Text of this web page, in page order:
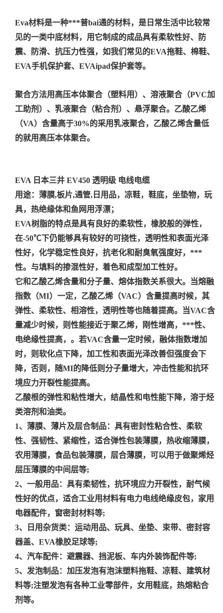
Eva材料是一种***普bai通的材料，是日常生活中比较常
见的一类中底材料，用它制成的成品具有柔软性好、防
震、防滑、抗压力性强，如我们常见的EVA拖鞋、棉鞋、
EVA手机保护套、EVAipad保护套等。
聚合方法用高压本体聚合（塑料用）、溶液聚合（PVC加
工助剂）、乳液聚合（粘合剂）、悬浮聚合。乙酸乙烯
（VA）含量高于30%的采用乳液聚合，乙酸乙烯含量低
的就用高压本体聚合。
EVA 日本三井 EV450 透明级 电线电缆
用途：薄膜,板片,通管,日用品，凉鞋，鞋底，坐垫物，玩
具，热绝缘体和鱼网用浮漂；
EVA树脂的特点是具有良好的柔软性，橡胶般的弹性，
在-50℃下仍能够具有较好的可挠性，透明性和表面光泽
性好，化学稳定性良好，抗老化和耐臭氧强度好，***
性。与填料的掺混性好，着色和成型加工性好。
它和乙酸乙烯含量和分子量、熔体指数关系很大。当熔融
指数（MI）一定，乙酸乙烯（VAC）含量提高时候，其
弹性、柔软性、相溶性，透明性等也随着提高。当VAC含
量减少时候，则性能接近于聚乙烯，刚性增高，***性、
电绝缘性提高，。若VAC含量一定时候，融体指数增加
时，则软化点下降，加工性和表面光泽改善但强度会下
降，否则，随MI的降低则分子量增大，冲击性能和抗环
境应力开裂性能提高。
乙酸根的弹性和粘性增大，结晶性和电性能下降，溶于烃
类溶剂和油类。
1、薄膜、薄片及层合制品：具有密封性粘合性、柔软
性、强韧性、紧缩性，适合弹性包装薄膜，热收缩薄膜，
农用薄膜，食品包装薄膜，层合薄膜，可以用于做聚烯烃
层压薄膜的中间层等;
2、一般用品：具有柔韧性，抗环境应力开裂性，耐气候
性好的优点，适合工业用材料有电力电线绝缘皮包，家用
电器配件，窗密封材料等;
3、日用杂货类：运动用品、玩具、坐垫、束带、密封容
器盖、EVA橡胶足球等;
4、汽车配件：避震器、挡泥板、车内外装饰配件等;
5、发泡制品：加压发泡有泡沫塑料拖鞋、凉鞋、建筑材
料等;注塑发泡有各种工业零部件，女用鞋底，热熔粘合
剂等。